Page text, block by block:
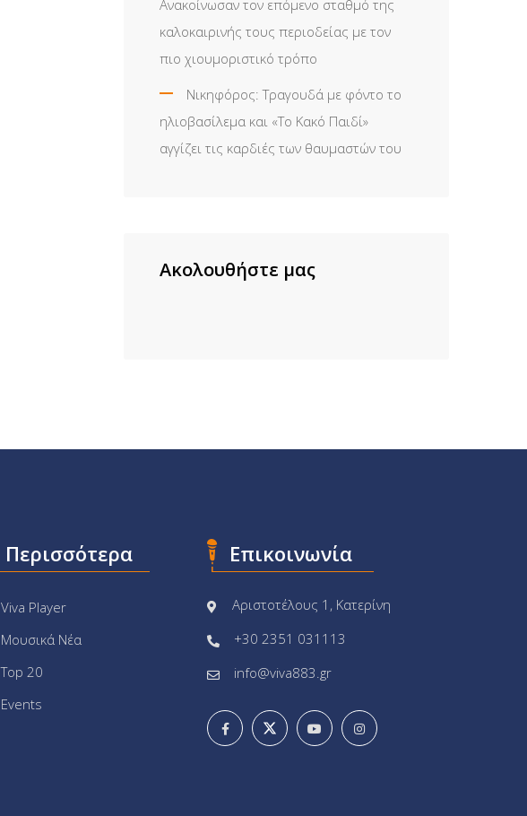
Ανακοίνωσαν τον επόμενο σταθμό της
καλοκαιρινής τους περιοδείας με τον
πιο χιουμοριστικό τρόπο
Νικηφόρος: Τραγουδά με φόντο το
ηλιοβασίλεμα και «Το Κακό Παιδί»
αγγίζει τις καρδιές των θαυμαστών του
Ακολουθήστε μας
Περισσότερα
Viva Player
Μουσικά Νέα
Top 20
Events
Επικοινωνία
Αριστοτέλους 1, Κατερίνη
+30 2351 031113
info@viva883.gr